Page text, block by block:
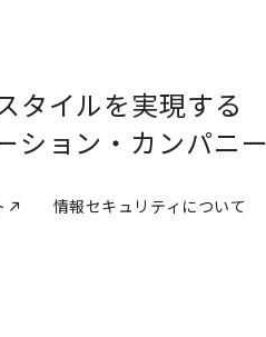
タイルを実現する
ション・ カンパニー
情報セキュリティについて